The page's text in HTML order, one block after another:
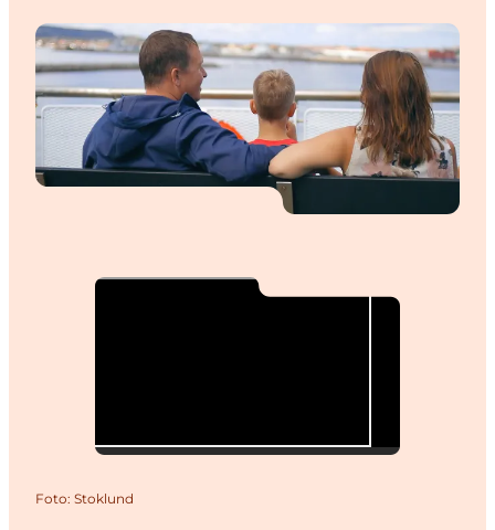
Foto: Stoklund